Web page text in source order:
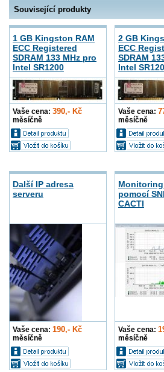
Související produkty
1 GB Kingston RAM
ECC Registered
SDRAM 133 MHz pro
Intel SR1200
2 GB
ECC
SDRAM
Intel
Vaše cena: 390,- Kč
měsíčně
Vaše cena:
měsíčně
Další IP adresa
serveru
pomocí
CACTI
Vaše cena: 190,- Kč
měsíčně
Vaše cena:
měsíčně